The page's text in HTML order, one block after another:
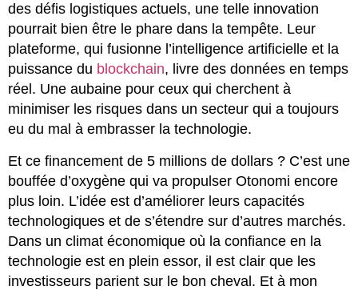
des défis logistiques actuels, une telle innovation
pourrait bien être le phare dans la tempête. Leur
plateforme, qui fusionne l’intelligence artificielle et la
puissance du blockchain, livre des données en temps
réel. Une aubaine pour ceux qui cherchent à
minimiser les risques dans un secteur qui a toujours
eu du mal à embrasser la technologie.
Et ce financement de 5 millions de dollars ? C’est une
bouffée d’oxygène qui va propulser Otonomi encore
plus loin. L’idée est d’améliorer leurs capacités
technologiques et de s’étendre sur d’autres marchés.
Dans un climat économique où la confiance en la
technologie est en plein essor, il est clair que les
investisseurs parient sur le bon cheval. Et à mon